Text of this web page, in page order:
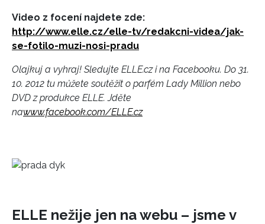
Video z focení najdete zde:
http://www.elle.cz/elle-tv/redakcni-videa/jak-
se-fotilo-muzi-nosi-pradu
Olajkuj a vyhraj! Sledujte ELLE.cz i na Facebooku. Do 31.
10. 2012 tu můžete soutěžit o parfém Lady Million nebo
DVD z produkce ELLE. Jděte
nawww.facebook.com/ELLE.cz
ELLE nežije jen na webu – jsme v